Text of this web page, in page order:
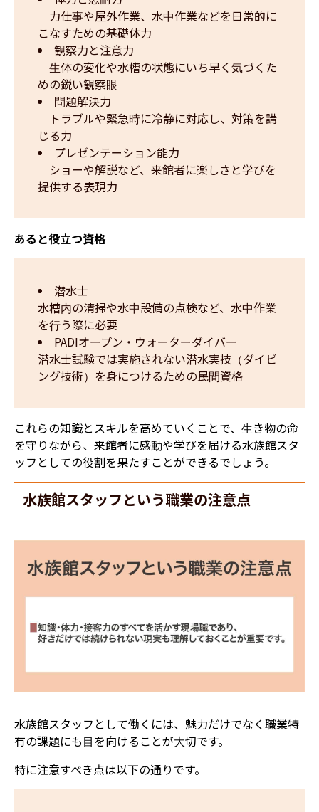
力仕事や屋外作業、水中作業などを日常的に
こなすための基礎体力
観察力と注意力
生体の変化や水槽の状態にいち早く気づくた
めの鋭い観察眼
問題解決力
トラブルや緊急時に冷静に対応し、対策を講
じる力
プレゼンテーション能力
ショーや解説など、来館者に楽しさと学びを
提供する表現力
あると役立つ資格
潜水士
水槽内の清掃や水中設備の点検など、水中作業
を行う際に必要
PADIオープン・ウォーターダイバー
潜水士試験では実施されない潜水実技（ダイビ
ング技術）を身につけるための民間資格
これらの知識とスキルを高めていくことで、生き物の命
を守りながら、来館者に感動や学びを届ける水族館スタ
ッフとしての役割を果たすことができるでしょう。
水族館スタッフという職業の注意点
水族館スタッフとして働くには、魅力だけでなく職業特
有の課題にも目を向けることが大切です。
特に注意すべき点は以下の通りです。